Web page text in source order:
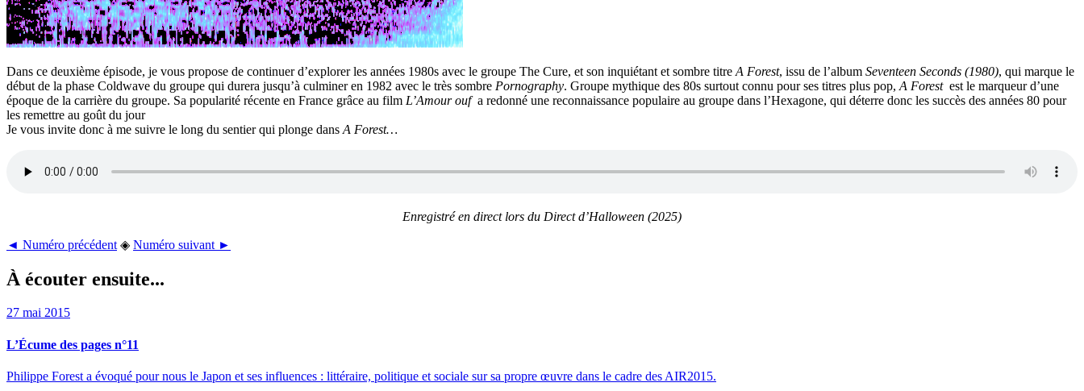
Dans ce deuxième épisode, je vous propose de continuer d’explorer les années 1980s avec le groupe The Cure, et son inquiétant et sombre titre A Forest, issu de l’album Seventeen Seconds (1980), qui marque le
début de la phase Coldwave du groupe qui durera jusqu’à culminer en 1982 avec le très sombre Pornography. Groupe mythique des 80s surtout connu pour ses titres plus pop, A Forest est le marqueur d’une
époque de la carrière du groupe. Sa popularité récente en France grâce au film L’Amour oufa redonné une reconnaissance populaire au groupe dans l’Hexagone, qui déterre donc les succès des années 80 pour
les remettre au goût du jour
Je vous invite donc à me suivre le long du sentier qui plonge dans A Forest…
Enregistré en direct lors du Direct d’Halloween (2025)
◄ Numéro précédent ◈ Numéro suivant ►
À écouter ensuite...
27 mai 2015
L’Écume des pages n°11
Philippe Forest a évoqué pour nous le Japon et ses influences : littéraire, politique et sociale sur sa propre œuvre dans le cadre des AIR2015.